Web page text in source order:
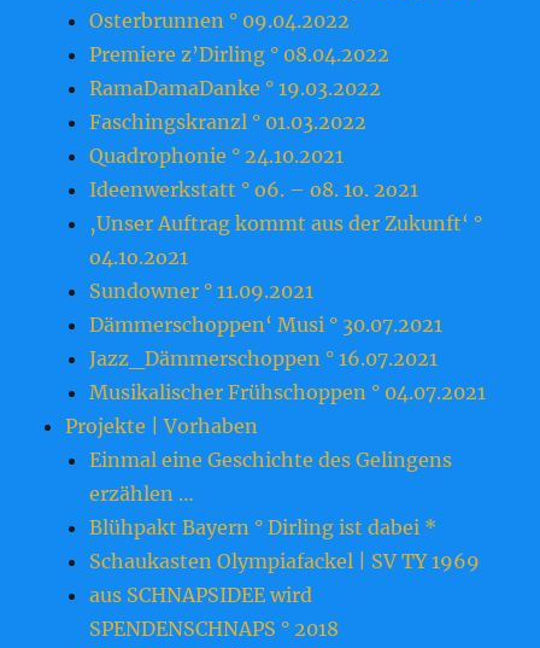
Osterbrunnen ° 09.04.2022
Premiere z’Dirling ° 08.04.2022
RamaDamaDanke ° 19.03.2022
Faschingskranzl ° 01.03.2022
Quadrophonie ° 24.10.2021
Ideenwerkstatt ° o6. – o8. 1o. 2o21
‚Unser Auftrag kommt aus der Zukunft‘ °
o4.1o.2o21
Sundowner ° 11.09.2021
Dämmerschoppen‘ Musi ° 30.07.2021
Jazz_Dämmerschoppen ° 16.07.2021
Musikalischer Frühschoppen ° 04.07.2021
Projekte | Vorhaben
Einmal eine Geschichte des Gelingens
erzählen …
Blühpakt Bayern ° Dirling ist dabei *
Schaukasten Olympiafackel | SV TY 1969
aus SCHNAPSIDEE wird
SPENDENSCHNAPS ° 2018